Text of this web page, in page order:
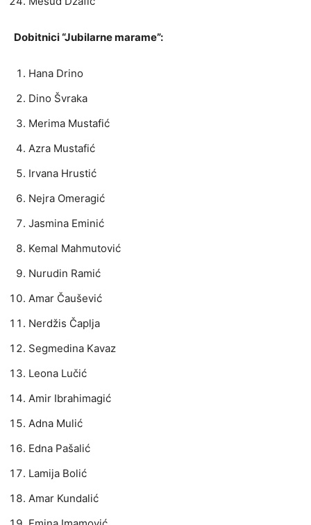
Dobitnici “Jubilarne marame”:
Hana Drino
Dino Švraka
Merima Mustafić
Azra Mustafić
Irvana Hrustić
Nejra Omeragić
Jasmina Eminić
Kemal Mahmutović
Nurudin Ramić
Amar Čaušević
Nerdžis Čaplja
Segmedina Kavaz
Leona Lučić
Amir Ibrahimagić
Adna Mulić
Edna Pašalić
Lamija Bolić
Amar Kundalić